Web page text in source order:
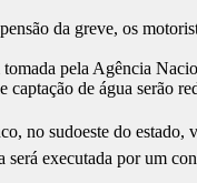
da greve, os
pela Agência
de água serão
no sudoeste do
executada por um